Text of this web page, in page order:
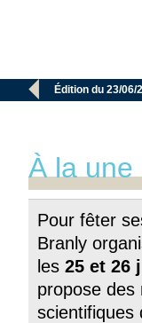
 Édition du 23/06/
À la une
Pour fêter
Branly
les 25 et 26
propose des
scientifiques